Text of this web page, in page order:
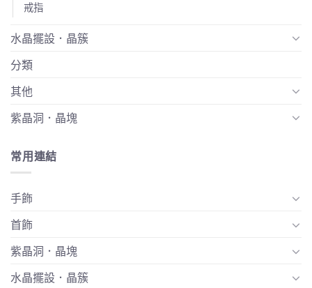
戒指
水晶擺設．晶簇
分類
其他
紫晶洞．晶塊
常用連結
手飾
首飾
紫晶洞．晶塊
水晶擺設．晶簇